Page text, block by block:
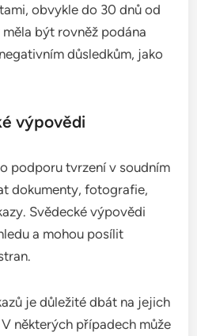
obvykle do 30 dnů od
být rovněž podána
důsledkům, jako
výpovědi
podporu tvrzení v soudním
dokumenty, fotografie,
Svědecké výpovědi
a mohou posílit
je důležité dbát na jejich
některých případech může